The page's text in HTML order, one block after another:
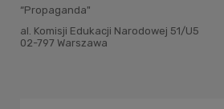
“Propaganda"
al. Komisji Edukacji Narodowej 51/U5
02-797 Warszawa